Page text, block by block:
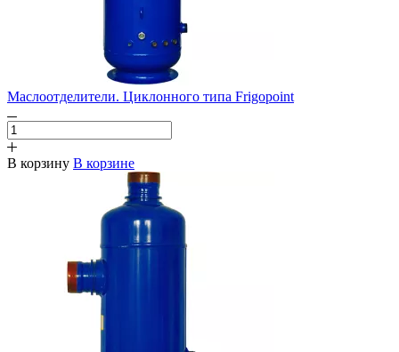
Маслоотделители. Циклонного типа Frigopoint
В корзину В корзине